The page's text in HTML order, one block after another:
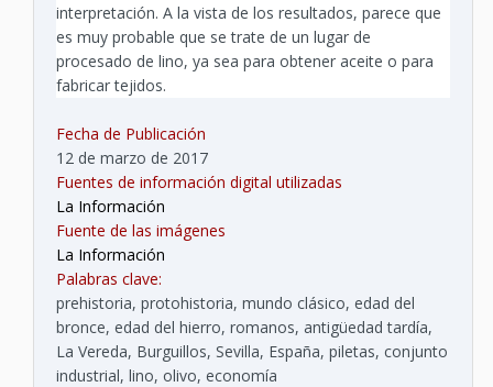
interpretación. A la vista de los resultados, parece que
es muy probable que se trate de un lugar de
procesado de lino, ya sea para obtener aceite o para
fabricar tejidos.
Fecha de Publicación
12 de marzo de 2017
Fuentes de información digital utilizadas
La Información
Fuente de las imágenes
La Información
Palabras clave:
prehistoria, protohistoria, mundo clásico, edad del
bronce, edad del hierro, romanos, antigüedad tardía,
La Vereda, Burguillos, Sevilla, España, piletas, conjunto
industrial, lino, olivo, economía